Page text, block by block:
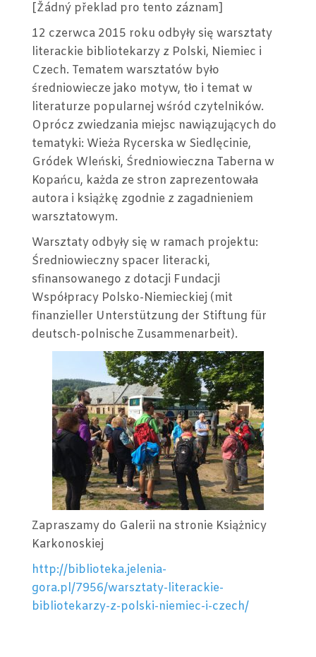
[Žádný překlad pro tento záznam]
12 czerwca 2015 roku odbyły się warsztaty
literackie bibliotekarzy z Polski, Niemiec i
Czech. Tematem warsztatów było
średniowiecze jako motyw, tło i temat w
literaturze popularnej wśród czytelników.
Oprócz zwiedzania miejsc nawiązujących do
tematyki: Wieża Rycerska w Siedlęcinie,
Gródek Wleński, Średniowieczna Taberna w
Kopańcu, każda ze stron zaprezentowała
autora i książkę zgodnie z zagadnieniem
warsztatowym.
Warsztaty odbyły się w ramach projektu:
Średniowieczny spacer literacki,
sfinansowanego z dotacji Fundacji
Współpracy Polsko-Niemieckiej (mit
finanzieller Unterstützung der Stiftung für
deutsch-polnische Zusammenarbeit).
Zapraszamy do Galerii na stronie Książnicy
Karkonoskiej
http://biblioteka.jelenia-
gora.pl/7956/warsztaty-literackie-
bibliotekarzy-z-polski-niemiec-i-czech/